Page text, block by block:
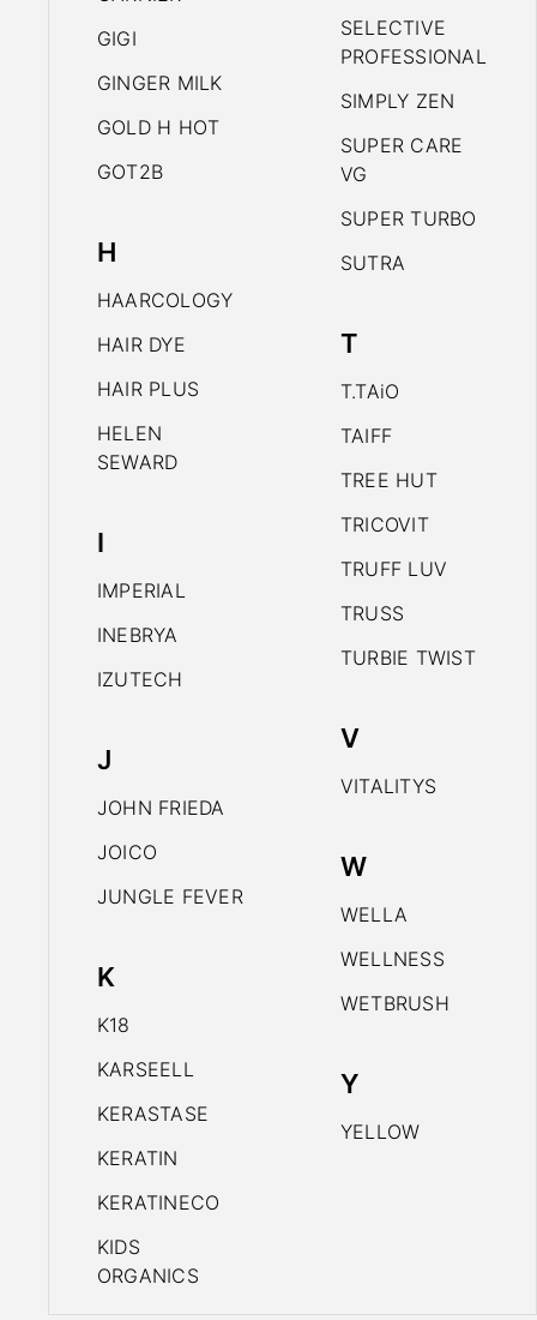
GIGI
GINGER MILK
GOLD H HOT
GOT2B
H
HAARCOLOGY
HAIR DYE
HAIR PLUS
HELEN
SEWARD
I
IMPERIAL
INEBRYA
IZUTECH
J
JOHN FRIEDA
JOICO
JUNGLE FEVER
K
K18
KARSEELL
KERASTASE
KERATIN
KERATINECO
KIDS
ORGANICS
SELECTIVE
PROFESSIONAL
SIMPLY ZEN
SUPER CARE
VG
SUPER TURBO
SUTRA
T
T.TAiO
TAIFF
TREE HUT
TRICOVIT
TRUFF LUV
TRUSS
TURBIE TWIST
V
VITALITYS
W
WELLA
WELLNESS
WETBRUSH
Y
YELLOW